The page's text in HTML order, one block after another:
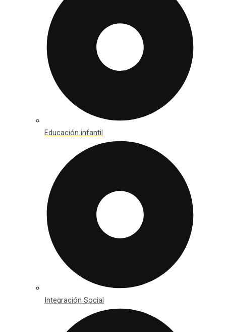
Educación infantil
Integración Social